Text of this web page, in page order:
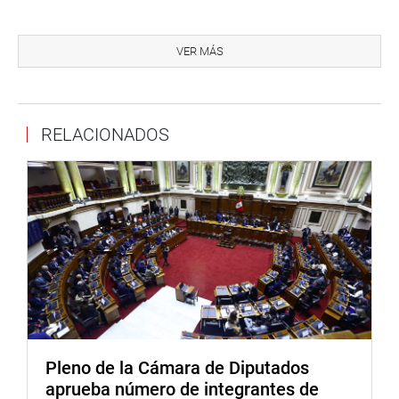
Seguidamente, por no estar debidamente fundamentado
ciudadano Celso Anaya Rodríguez, contra los vocales
supremos Helder F. Domínguez Haro, Luis Gustavo
Gutiérrez Ticse y César Ochoa Cardich, por la presunta
infracción a la Constitución y la posible comisión de los
delitos de abuso de autoridad, prevaricato y omisión,
rehusamiento o demora de actos funcionales;
Así mismo, por no demostrar ser la directa afectada, igual
suerte corrió la DC 579, interpuesta por la ciudadana
Patricia Carolina Tubilla Casanova, contra los
exmiembros de la Junta Nacional de Justicia, Aldo
Vásquez Ríos, Henry Ávila Herrera, Luz Tello De Ñecco,
Guillermo Thornberry Villarán, María Zabala Valladares y
VER MÁS
RELACIONADOS
Pleno de la Cámara de Diputados
aprueba número de integrantes de